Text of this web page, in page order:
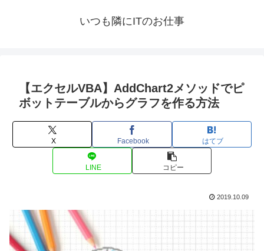
いつも隣にITのお仕事
【エクセルVBA】AddChart2メソッドでピ
ボットテーブルからグラフを作る方法
X Facebook はてブ
LINE コピー
2019.10.09